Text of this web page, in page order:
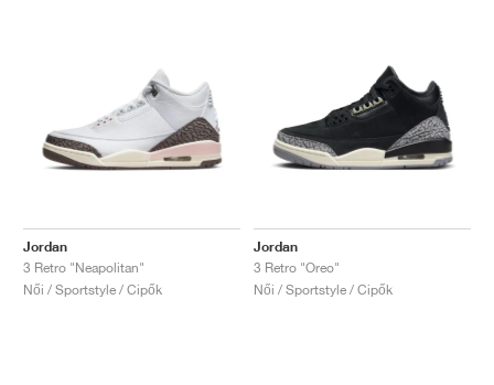
Jordan
3 Retro "Neapolitan"
Női / Sportstyle / Cipők
Jordan
3 Retro "Oreo"
Női / Sportstyle / Cipők